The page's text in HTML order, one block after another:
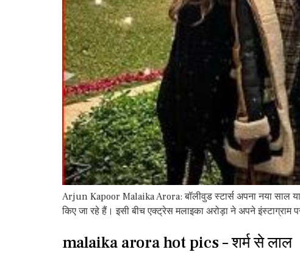
Arjun Kapoor Malaika Arora: बॉलीवुड स्टार्स अपना नया साल
किए जा रहे हैं। इसी बीच एक्ट्रेस मलाइका अरोड़ा ने अपने
malaika arora hot pics – शर्म से लाल